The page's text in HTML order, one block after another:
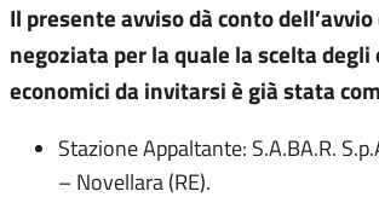
Il presente avviso dà conto
negoziata per la quale la scelta
economici da invitarsi è già stata
Stazione Appaltante: S.A.BA.R.
– Novellara (RE).